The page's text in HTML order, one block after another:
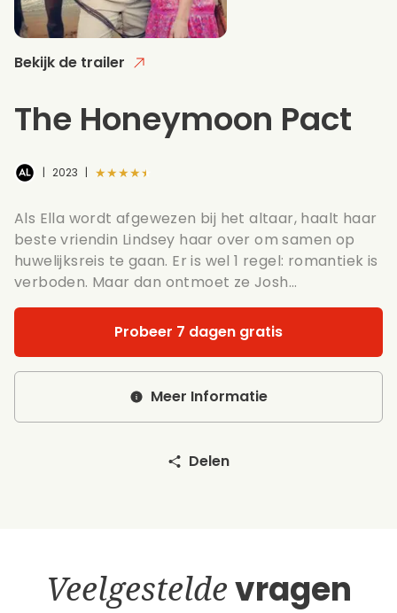
Bekijk de trailer
The Honeymoon Pact
| 2023 | ★★★★★
Als Ella wordt afgewezen bij het altaar, haalt haar
beste vriendin Lindsey haar over om samen op
huwelijksreis te gaan. Er is wel 1 regel: romantiek is
verboden. Maar dan ontmoet ze Josh...
Probeer 7 dagen gratis
Meer Informatie
Delen
Veelgesteldevragen